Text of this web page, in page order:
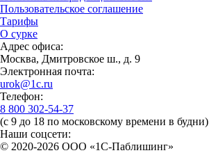
Пользовательское соглашение
Тарифы
О сурке
Адрес офиса:
Москва, Дмитровское ш., д. 9
Электронная почта:
urok@1c.ru
Телефон:
8 800 302-54-37
(с 9 до 18 по московскому времени в будни)
Наши соцсети:
© 2020-2026 OOO «1С-Паблишинг»